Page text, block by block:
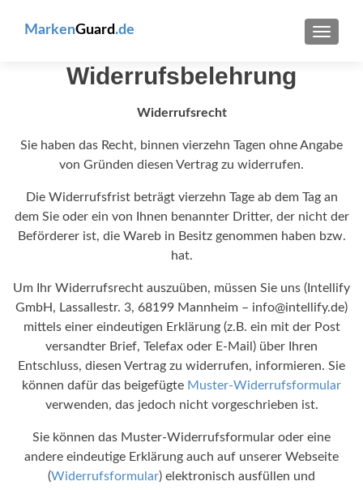
MarkenGuard.de
Widerrufsbelehrung
Widerrufsrecht
Sie haben das Recht, binnen vierzehn Tagen ohne Angabe
von Gründen diesen Vertrag zu widerrufen.
Die Widerrufsfrist beträgt vierzehn Tage ab dem Tag an
dem Sie oder ein von Ihnen benannter Dritter, der nicht der
Beförderer ist, die Wareb in Besitz genommen haben bzw.
hat.
Um Ihr Widerrufsrecht auszuüben, müssen Sie uns (Intellify
GmbH, Lassallestr. 3, 68199 Mannheim – info@intellify.de)
mittels einer eindeutigen Erklärung (z.B. ein mit der Post
versandter Brief, Telefax oder E-Mail) über Ihren
Entschluss, diesen Vertrag zu widerrufen, informieren. Sie
können dafür das beigefügte Muster-Widerrufsformular
verwenden, das jedoch nicht vorgeschrieben ist.
Sie können das Muster-Widerrufsformular oder eine
andere eindeutige Erklärung auch auf unserer Webseite
(Widerrufsformular) elektronisch ausfüllen und